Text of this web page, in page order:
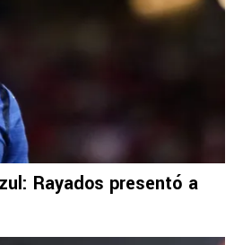
Rayados presentó a